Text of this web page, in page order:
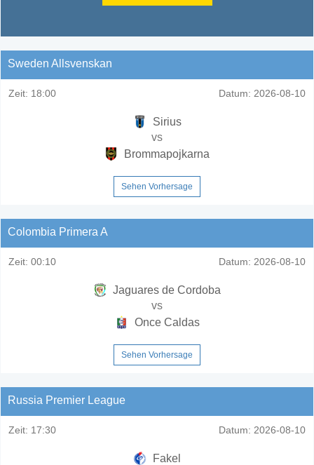
Sweden Allsvenskan
Zeit: 18:00 Datum: 2026-08-10
Sirius
vs
Brommapojkarna
Sehen Vorhersage
Colombia Primera A
Zeit: 00:10 Datum: 2026-08-10
Jaguares de Cordoba
vs
Once Caldas
Sehen Vorhersage
Russia Premier League
Zeit: 17:30 Datum: 2026-08-10
Fakel